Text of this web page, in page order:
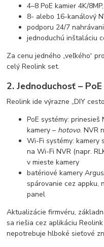
4–8 PoE kamier 4K/8MP,
8- alebo 16-kanálový
podporu 24/7
jednoduchú inštaláciu
Za cenu jedného „veľkého“
celý Reolink set.
2. Jednoduchosť –
Reolink ide výrazne „DIY
PoE systémy: prinesieš
kamery – hotovo. NVR
Wi-Fi systémy: kamery
na Wi-Fi NVR (napr.
v mieste kamery
batériové kamery
spárovanie cez appku,
panel
Aktualizácie firmvéru,
sa riešia cez aplikáciu
nepotrebuje hlboké sieťové